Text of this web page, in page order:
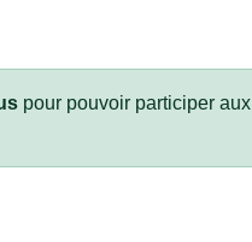
pour pouvoir participer aux